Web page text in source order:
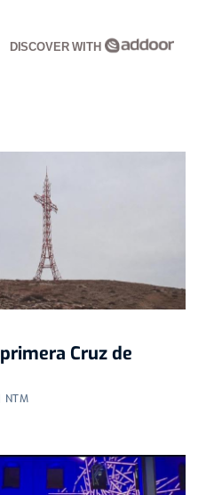
DISCOVER WITH
Cruz de
NTM